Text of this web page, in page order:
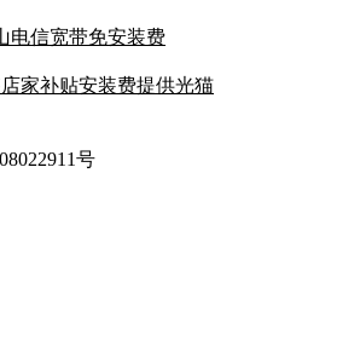
电信宽带免安装费
家补贴安装费提供光猫
号